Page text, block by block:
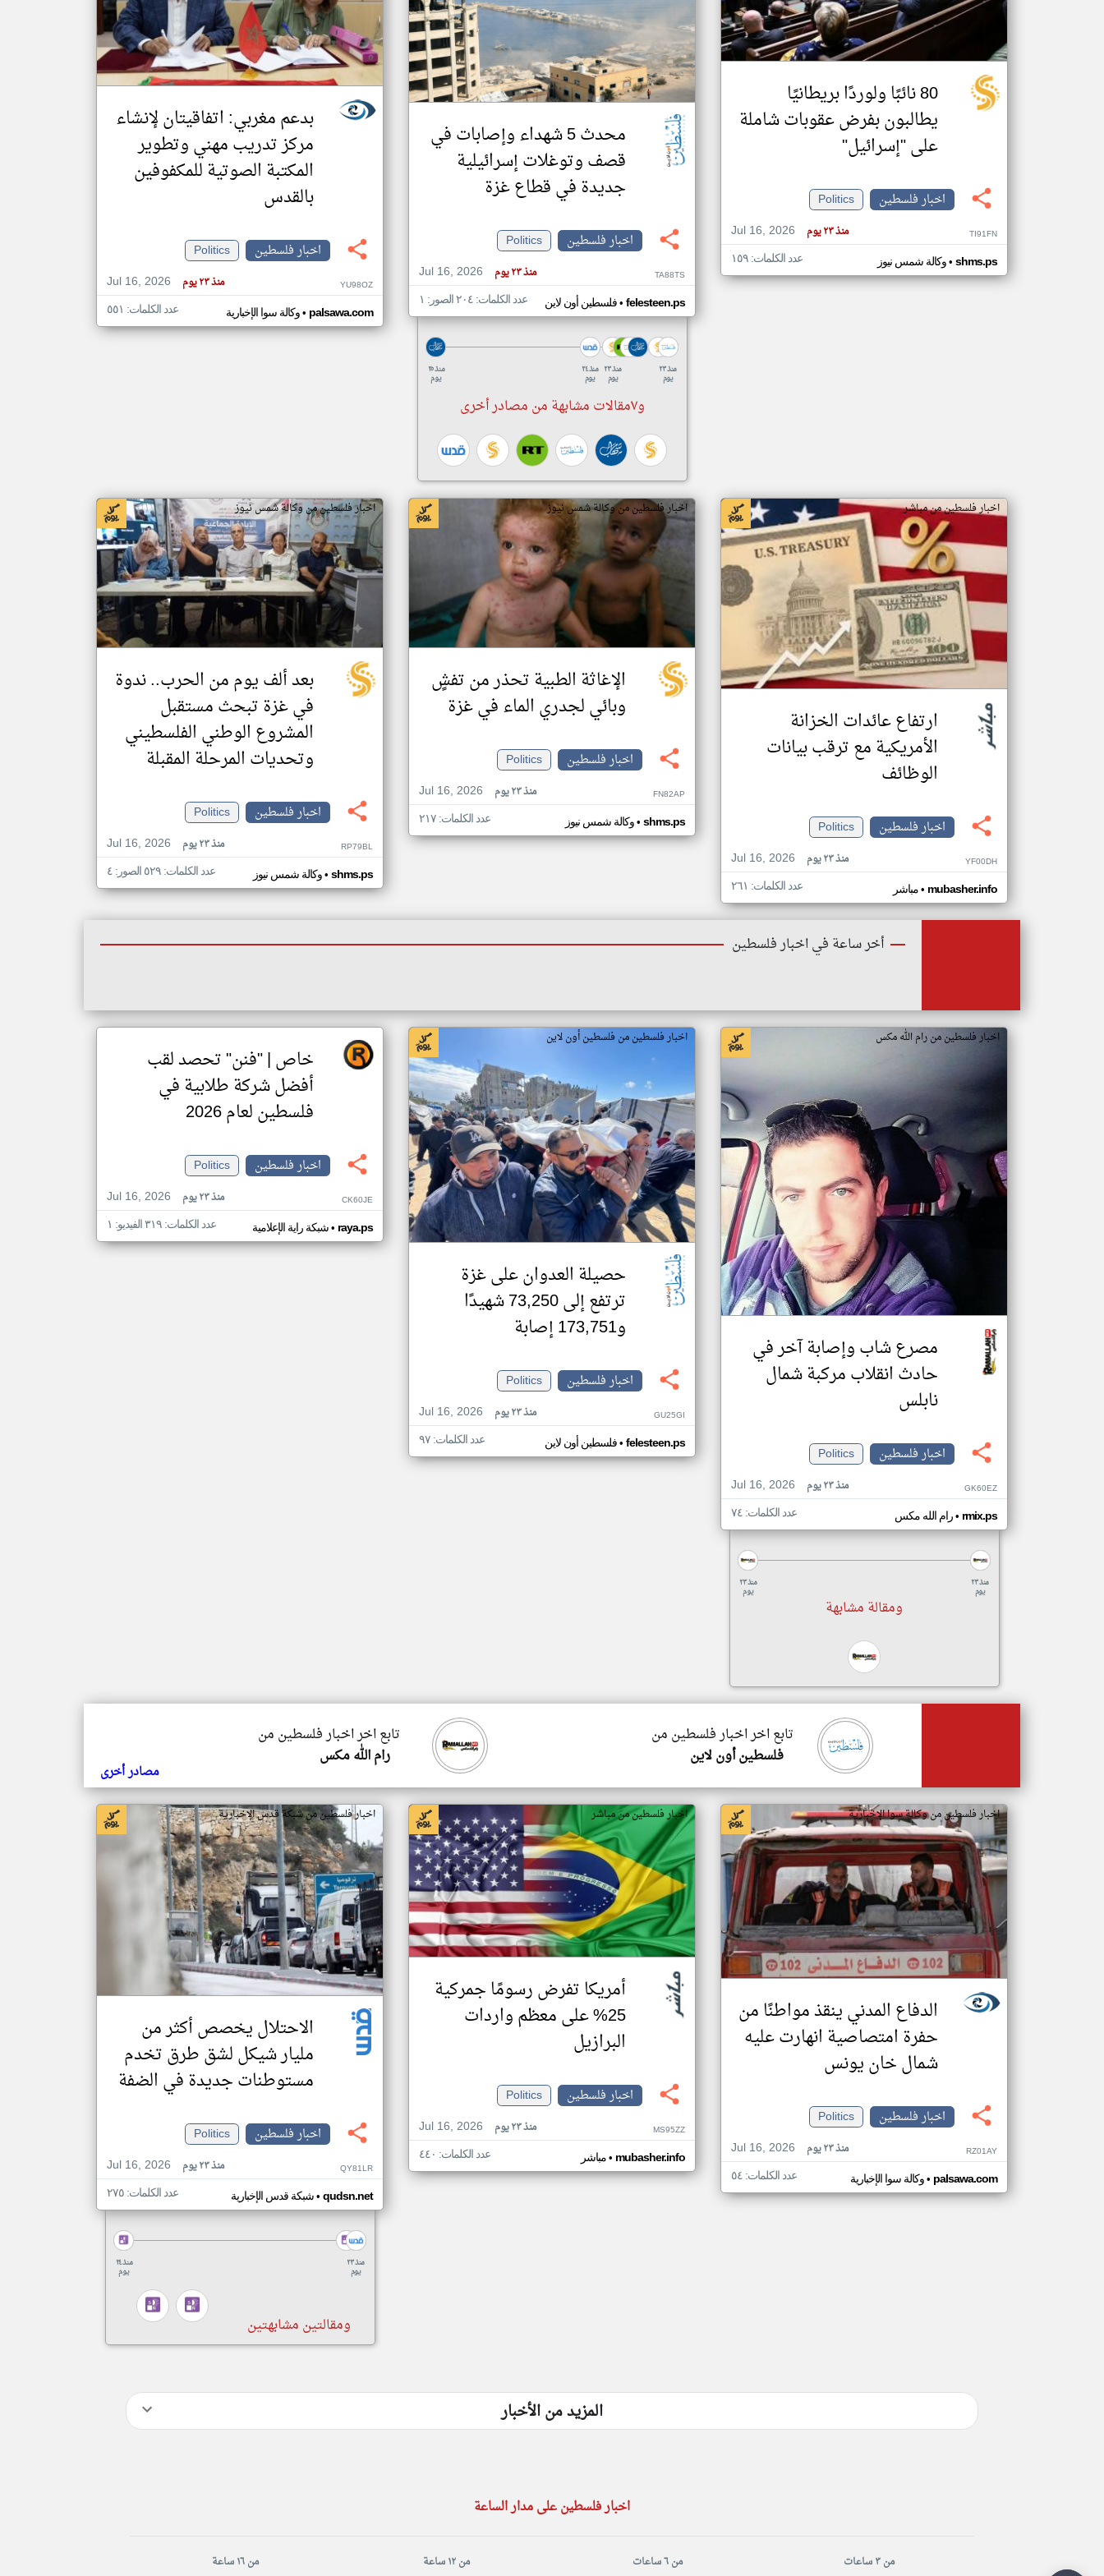
تغيير الدولة
مصادر الأخبار من فلسطين
أهم اخبار فلسطين العاجلة والمباشرة
80 نائبًا ولوردًا بريطانيًا
يطالبون بفرض عقوبات شاملة
على "إسرائيل"
اخبار فلسطين
Politics
Jul 16, 2026
منذ ٢٣ يوم TI91FN
وكالة شمس نيوز• shms.ps عدد الكلمات: ١٥٩
محدث 5 شهداء وإصابات في
قصف وتوغلات إسرائيلية
جديدة في قطاع غزة
اخبار فلسطين
Politics
Jul 16, 2026
منذ ٢٣ يوم TA88TS
فلسطين أون لاين• felesteen.ps عدد الكلمات: ٢٠٤ الصور: ١
منذ ٢٥
يوم
منذ ٢٤
يوم
منذ ٢٣
يوم
منذ ٢٣
يوم
و٧مقالات مشابهة من مصادر أخرى
بدعم مغربي: اتفاقيتان لإنشاء
مركز تدريب مهني وتطوير
المكتبة الصوتية للمكفوفين
بالقدس
اخبار فلسطين
Politics
Jul 16, 2026
منذ ٢٣ يوم YU98OZ
وكالة سوا الإخبارية• palsawa.com عدد الكلمات: ٥٥١
اخبار فلسطين من مباشر
ارتفاع عائدات الخزانة
الأمريكية مع ترقب بيانات
الوظائف
اخبار فلسطين
Politics
Jul 16, 2026
منذ ٢٣ يوم YF00DH
مباشر• mubasher.info عدد الكلمات: ٢٦١
اخبار فلسطين من وكالة شمس نيوز
الإغاثة الطبية تحذر من تفشٍ
وبائي لجدري الماء في غزة
اخبار فلسطين
Politics
Jul 16, 2026
منذ ٢٣ يوم FN82AP
وكالة شمس نيوز• shms.ps عدد الكلمات: ٢١٧
اخبار فلسطين من وكالة شمس نيوز
بعد ألف يوم من الحرب.. ندوة
في غزة تبحث مستقبل
المشروع الوطني الفلسطيني
وتحديات المرحلة المقبلة
اخبار فلسطين
Politics
Jul 16, 2026
منذ ٢٣ يوم RP79BL
وكالة شمس نيوز• shms.ps عدد الكلمات: ٥٢٩ الصور: ٤
أخر ساعة في اخبار فلسطين
اخبار فلسطين من رام الله مكس
مصرع شاب وإصابة آخر في
حادث انقلاب مركبة شمال
نابلس
اخبار فلسطين
Politics
Jul 16, 2026
منذ ٢٣ يوم GK60EZ
رام الله مكس• rmix.ps عدد الكلمات: ٧٤
منذ ٢٣
يوم
منذ ٢٣
يوم
ومقالة مشابهة
اخبار فلسطين من فلسطين أون لاين
حصيلة العدوان على غزة
ترتفع إلى 73,250 شهيدًا
و173,751 إصابة
اخبار فلسطين
Politics
Jul 16, 2026
منذ ٢٣ يوم GU25GI
فلسطين أون لاين• felesteen.ps عدد الكلمات: ٩٧
خاص | "فنن" تحصد لقب
أفضل شركة طلابية في
فلسطين لعام 2026
اخبار فلسطين
Politics
Jul 16, 2026
منذ ٢٣ يوم CK60JE
شبكة راية الإعلامية• raya.ps عدد الكلمات: ٣١٩ الفيديو: ١
تابع اخر اخبار فلسطين من
رام الله مكس
تابع اخر اخبار فلسطين من
فلسطين أون لاين
مصادر أخرى
اخبار فلسطين من وكالة سوا الإخبارية
الدفاع المدني ينقذ مواطنًا من
حفرة امتصاصية انهارت عليه
شمال خان يونس
اخبار فلسطين
Politics
Jul 16, 2026
منذ ٢٣ يوم RZ01AY
وكالة سوا الإخبارية• palsawa.com عدد الكلمات: ٥٤
اخبار فلسطين من مباشر
أمريكا تفرض رسومًا جمركية
25% على معظم واردات
البرازيل
اخبار فلسطين
Politics
Jul 16, 2026
منذ ٢٣ يوم MS95ZZ
مباشر• mubasher.info عدد الكلمات: ٤٤٠
اخبار فلسطين من شبكة قدس الإخبارية
الاحتلال يخصص أكثر من
مليار شيكل لشق طرق تخدم
مستوطنات جديدة في الضفة
اخبار فلسطين
Politics
Jul 16, 2026
منذ ٢٣ يوم QY81LR
شبكة قدس الإخبارية• qudsn.net عدد الكلمات: ٢٧٥
منذ ٢٤
يوم
منذ ٢٣
يوم
ومقالتين مشابهتين
المزيد من الأخبار
اخبار فلسطين على مدار الساعة
من ٣ ساعات من ٦ ساعات من ١٢ ساعة من ١٦ ساعة
klyoum.com